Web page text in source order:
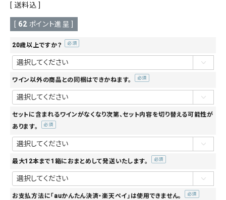
送料込
62 ポイント進呈 ]
20歳以上ですか？
須)
ワイン以外の商品との同梱はできかねます。
セットに含まれるワインがなくなり次第、セット内容を切り替える可能性が
あります。
須)
最大12本まで1箱におまとめして発送いたします。
お支払方法に「auかんたん決済・楽天ペイ」は使用できません。